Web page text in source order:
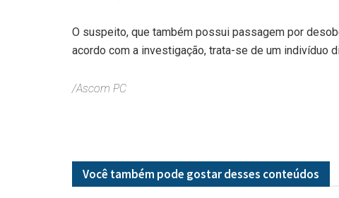
O suspeito, que também possui passagem por
acordo com a investigação, trata-se de um indivíduo
/Ascom PC
Você também pode gostar desses conteúdos